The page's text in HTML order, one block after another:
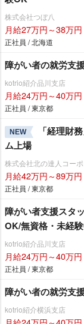
株式会社つぼ八
月給27万円～38万円
正社員 / 北海道
障がい者の就労支
kotrio紹介品川支店
月給24万円～40万円
正社員 / 東京都
NEW
「経理財
ム上場
株式会社北の達人コー
月給42万円～89万円
正社員 / 東京都
障がい者支援スタ
OK/無資格・未経
kotrio紹介品川支店
月給24万円～40万円
正社員 / 東京都
障がい者の就労支
kotrio紹介横浜支店